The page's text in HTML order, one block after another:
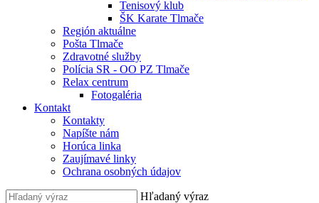
Tenisový klub
ŠK Karate Tlmače
Región aktuálne
Pošta Tlmače
Zdravotné služby
Polícia SR - OO PZ Tlmače
Relax centrum
Fotogaléria
Kontakt
Kontakty
Napíšte nám
Horúca linka
Zaujímavé linky
Ochrana osobných údajov
Hľadaný výraz